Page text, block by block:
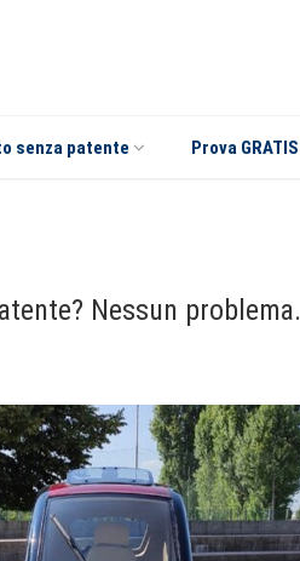
senza patente Prova GRATIS
Nessun problema.